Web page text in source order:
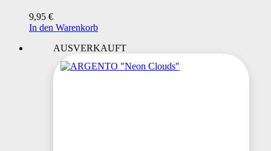
9,95 €
In den Warenkorb
AUSVERKAUFT